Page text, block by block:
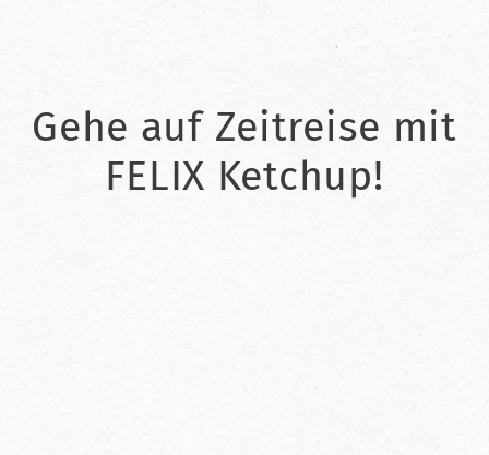
Gehe auf Zeitreise mit
FELIX Ketchup!